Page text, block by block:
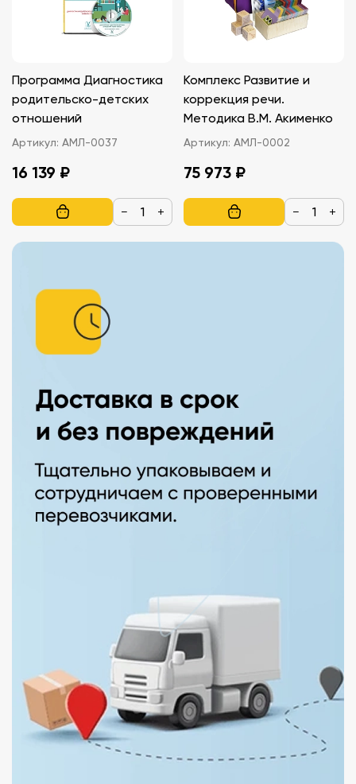
Программа Диагностика
родительско-детских
отношений
Артикул: АМЛ-0037
16 139 ₽
− +
Комплекс Развитие и
коррекция речи.
Методика В.М. Акименко
Артикул: АМЛ-0002
75 973 ₽
− +